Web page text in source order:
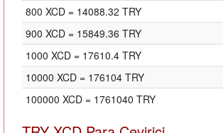
800 XCD = 14088.32 TRY
900 XCD = 15849.36 TRY
1000 XCD = 17610.4 TRY
10000 XCD = 176104 TRY
100000 XCD = 1761040 TRY